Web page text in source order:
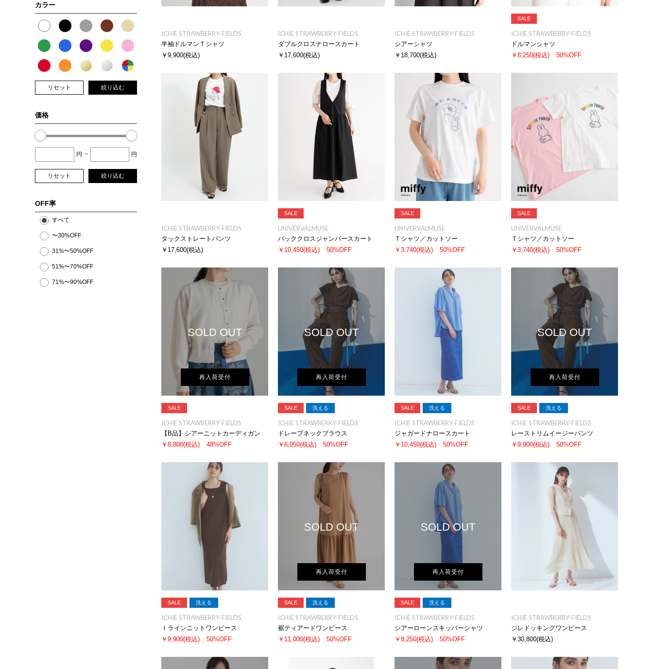
カラー
リセット 絞り込む
価格
円 ~ 円
リセット 絞り込む
OFF率
すべて
〜30%OFF
31%〜50%OFF
51%〜70%OFF
71%〜90%OFF
ICHIE STRAWBERRY-FIELDS
半袖ドルマンＴシャツ
￥9,900(税込)
ICHIE STRAWBERRY-FIELDS
ダブルクロスナロースカート
￥17,600(税込)
ICHIE STRAWBERRY-FIELDS
シアーシャツ
￥18,700(税込)
SALE
ICHIE STRAWBERRY-FIELDS
ドルマンシャツ
￥8,250(税込) 50%OFF
ICHIE STRAWBERRY-FIELDS
タックストレートパンツ
￥17,600(税込)
SALE
UNIVERVALMUSE
バッククロスジャンパースカート
￥10,450(税込) 50%OFF
SALE
UNIVERVALMUSE
Ｔシャツ／カットソー
￥3,740(税込) 50%OFF
SALE
UNIVERVALMUSE
Ｔシャツ／カットソー
￥3,740(税込) 50%OFF
SOLD OUT
再入荷受付
SALE
ICHIE STRAWBERRY-FIELDS
【B品】シアーニットカーディガン
￥8,800(税込) 48%OFF
SOLD OUT
再入荷受付
SALE 洗える
ICHIE STRAWBERRY-FIELDS
ドレープネックブラウス
￥6,050(税込) 50%OFF
SALE 洗える
ICHIE STRAWBERRY-FIELDS
ジャガードナロースカート
￥10,450(税込) 50%OFF
SOLD OUT
再入荷受付
SALE 洗える
ICHIE STRAWBERRY-FIELDS
レーストリムイージーパンツ
￥9,900(税込) 50%OFF
SALE 洗える
ICHIE STRAWBERRY-FIELDS
Ｉラインニットワンピース
￥9,900(税込) 50%OFF
SOLD OUT
再入荷受付
SALE 洗える
ICHIE STRAWBERRY-FIELDS
裾ティアードワンピース
￥11,000(税込) 50%OFF
SOLD OUT
再入荷受付
SALE 洗える
ICHIE STRAWBERRY-FIELDS
シアーローンスキッパーシャツ
￥8,250(税込) 50%OFF
ICHIE STRAWBERRY-FIELDS
ジレドッキングワンピース
￥30,800(税込)